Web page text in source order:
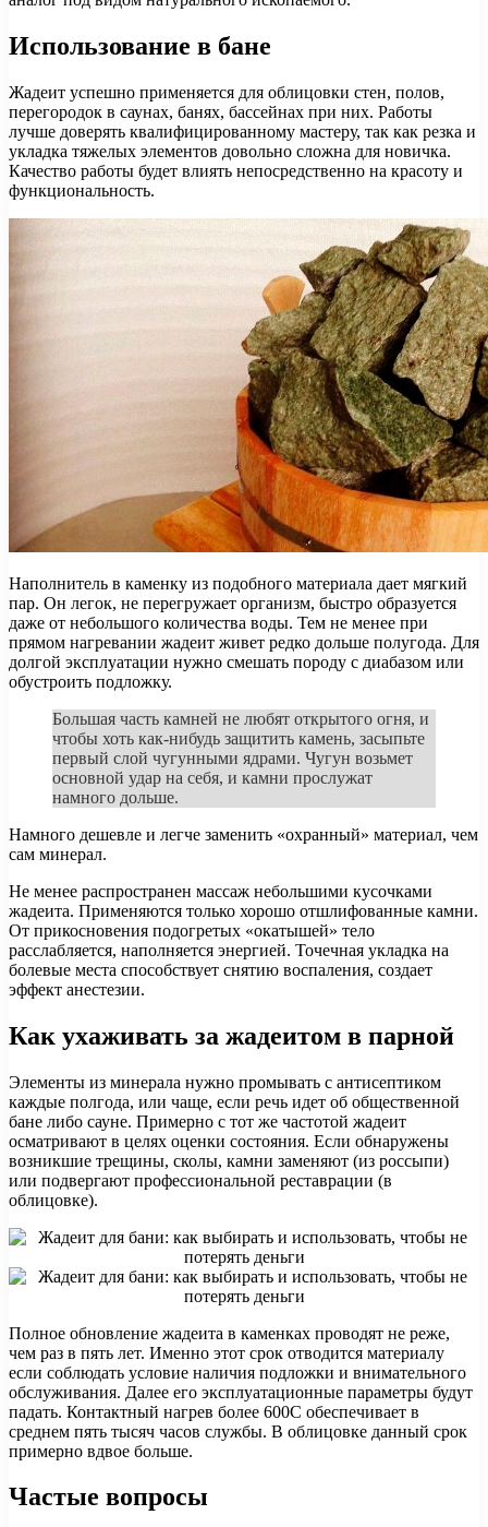
Использование в бане
Жадеит успешно применяется для облицовки стен, полов,
перегородок в саунах, банях, бассейнах при них. Работы
лучше доверять квалифицированному мастеру, так как резка и
укладка тяжелых элементов довольно сложна для новичка.
Качество работы будет влиять непосредственно на красоту и
функциональность.
Наполнитель в каменку из подобного материала дает мягкий
пар. Он легок, не перегружает организм, быстро образуется
даже от небольшого количества воды. Тем не менее при
прямом нагревании жадеит живет редко дольше полугода. Для
долгой эксплуатации нужно смешать породу с диабазом или
обустроить подложку.
Большая часть камней не любят открытого огня, и
чтобы хоть как-нибудь защитить камень, засыпьте
первый слой чугунными ядрами. Чугун возьмет
основной удар на себя, и камни прослужат
намного дольше.
Намного дешевле и легче заменить «охранный» материал, чем
сам минерал.
Не менее распространен массаж небольшими кусочками
жадеита. Применяются только хорошо отшлифованные камни.
От прикосновения подогретых «окатышей» тело
расслабляется, наполняется энергией. Точечная укладка на
болевые места способствует снятию воспаления, создает
эффект анестезии.
Как ухаживать за жадеитом в парной
Элементы из минерала нужно промывать с антисептиком
каждые полгода, или чаще, если речь идет об общественной
бане либо сауне. Примерно с тот же частотой жадеит
осматривают в целях оценки состояния. Если обнаружены
возникшие трещины, сколы, камни заменяют (из россыпи)
или подвергают профессиональной реставрации (в
облицовке).
Полное обновление жадеита в каменках проводят не реже,
чем раз в пять лет. Именно этот срок отводится материалу
если соблюдать условие наличия подложки и внимательного
обслуживания. Далее его эксплуатационные параметры будут
падать. Контактный нагрев более 600С обеспечивает в
среднем пять тысяч часов службы. В облицовке данный срок
примерно вдвое больше.
Частые вопросы